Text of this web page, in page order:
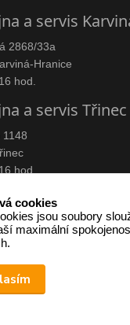
a servis
2868/33a
Hranice
hod.
a servis Třinec
1148
hod.
do 48 hodin.
cookies
jsou soubory
maximální